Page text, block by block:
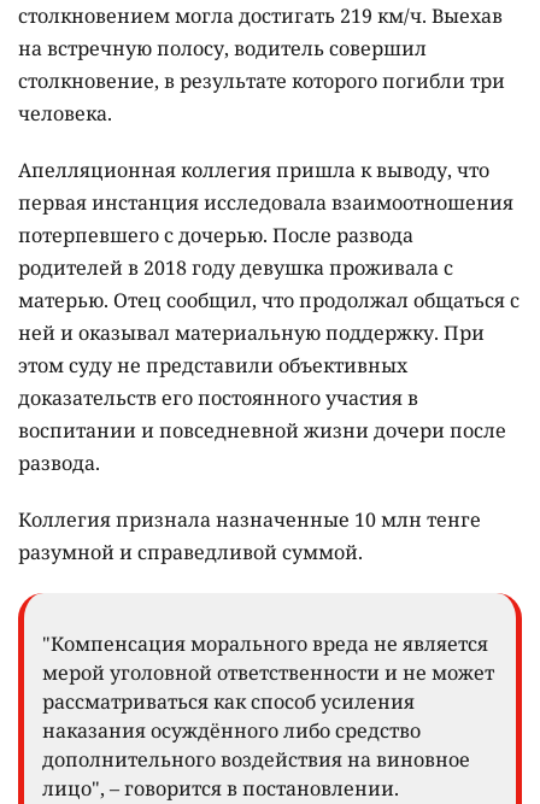
столкновением могла достигать 219 км/ч. Выехав
на встречную полосу, водитель совершил
столкновение, в результате которого погибли три
человека.
Апелляционная коллегия пришла к выводу, что
первая инстанция исследовала взаимоотношения
потерпевшего с дочерью. После развода
родителей в 2018 году девушка проживала с
матерью. Отец сообщил, что продолжал общаться с
ней и оказывал материальную поддержку. При
этом суду не представили объективных
доказательств его постоянного участия в
воспитании и повседневной жизни дочери после
развода.
Коллегия признала назначенные 10 млн тенге
разумной и справедливой суммой.
"Компенсация морального вреда не является
мерой уголовной ответственности и не может
рассматриваться как способ усиления
наказания осуждённого либо средство
дополнительного воздействия на виновное
лицо", – говорится в постановлении.